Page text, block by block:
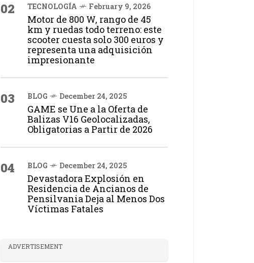
02 TECNOLOGÍA February 9, 2026
Motor de 800 W, rango de 45
km y ruedas todo terreno: este
scooter cuesta solo 300 euros y
representa una adquisición
impresionante
03 BLOG December 24, 2025
GAME se Une a la Oferta de
Balizas V16 Geolocalizadas,
Obligatorias a Partir de 2026
04 BLOG December 24, 2025
Devastadora Explosión en
Residencia de Ancianos de
Pensilvania Deja al Menos Dos
Víctimas Fatales
ADVERTISEMENT